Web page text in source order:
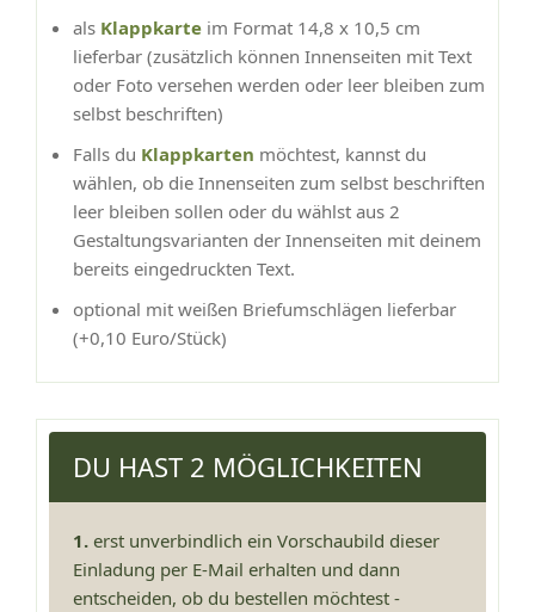
als Klappkarte im Format 14,8 x 10,5 cm
lieferbar (zusätzlich können Innenseiten mit Text
oder Foto versehen werden oder leer bleiben zum
selbst beschriften)
Falls du Klappkarten möchtest, kannst du
wählen, ob die Innenseiten zum selbst beschriften
leer bleiben sollen oder du wählst aus 2
Gestaltungsvarianten der Innenseiten mit deinem
bereits eingedruckten Text.
optional mit weißen Briefumschlägen lieferbar
(+0,10 Euro/Stück)
DU HAST 2 MÖGLICHKEITEN
1. erst unverbindlich ein Vorschaubild dieser
Einladung per E-Mail erhalten und dann
entscheiden, ob du bestellen möchtest -